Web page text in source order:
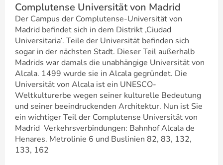
Complutense Universität von Madrid
Der Campus der Complutense-Universität von
Madrid befindet sich in dem Distrikt ‚Ciudad
Universitaria‘. Teile der Universität befinden sich
sogar in der nächsten Stadt. Dieser Teil außerhalb
Madrids war damals die unabhängige Universität von
Alcala. 1499 wurde sie in Alcala gegründet. Die
Universität von Alcala ist ein UNESCO-
Weltkulturerbe wegen seiner kulturelle Bedeutung
und seiner beeindruckenden Architektur. Nun ist Sie
ein wichtiger Teil der Complutense Universität von
Madrid Verkehrsverbindungen: Bahnhof Alcala de
Henares. Metrolinie 6 und Buslinien 82, 83, 132,
133, 162